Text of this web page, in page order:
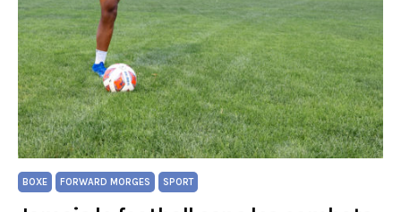
BOXE FORWARD MORGES SPORT